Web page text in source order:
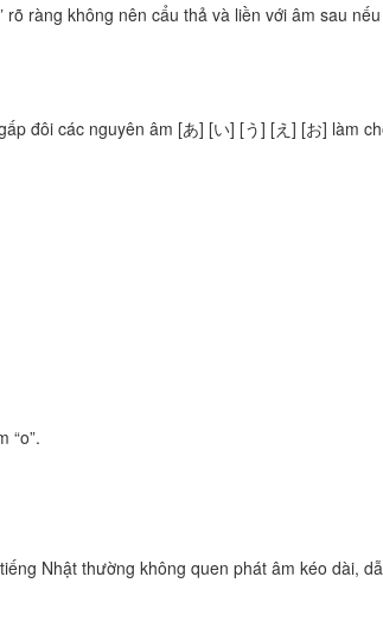
ràng không nên cẩu thả và liền với âm sau
đôi các nguyên âm [あ] [い] [う] [え] [お] làm
“o”.
Nhật thường không quen phát âm kéo dài,